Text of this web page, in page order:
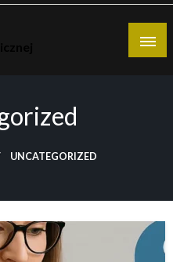
UNCATEGORIZED